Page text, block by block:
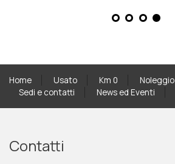
Home Usato Km 0 Noleggio
Sedi e contatti
News ed Eventi
Contatti